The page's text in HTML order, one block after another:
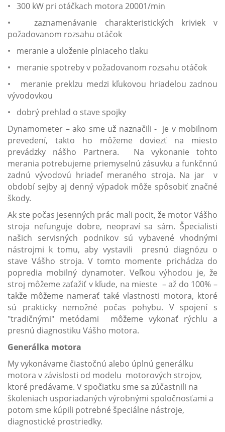
• 300 kW pri otáčkach motora 20001/min
• zaznamenávanie charakteristických kriviek v
požadovanom rozsahu otáčok
• meranie a uloženie plniaceho tlaku
• meranie spotreby v požadovanom rozsahu otáčok
• meranie preklzu medzi kľukovou hriadelou zadnou
vývodovkou
• dobrý prehlad o stave spojky
Dynamometer – ako sme už naznačili - je v mobilnom
prevedení, takto ho môžeme doviezť na miesto
prevádzky nášho Partnera. Na vykonanie tohto
merania potrebujeme priemyselnú zásuvku a funkčnnú
zadnú vývodovú hriadeľ meraného stroja. Na jar v
období sejby aj denný výpadok môže spôsobiť značné
škody.
Ak ste počas jesenných prác mali pocit, že motor Vášho
stroja nefunguje dobre, neopraví sa sám. Špecialisti
našich servisných podnikov sú vybavené vhodnými
nástrojmi k tomu, aby vystavili presnú diagnózu o
stave Vášho stroja. V tomto momente prichádza do
popredia mobilný dynamoter. Veľkou výhodou je, že
stroj môžeme zaťažiť v kľude, na mieste – až do 100% –
takže môžeme namerať také vlastnosti motora, ktoré
sú prakticky nemožné počas pohybu. V spojení s
"tradičnými" metódami môžeme vykonať rýchlu a
presnú diagnostiku Vášho motora.
Generálka motora
My vykonávame čiastočnú alebo úplnú generálku
motora v závislosti od modelu motorových strojov,
ktoré predávame. V spočiatku sme sa zúčastnili na
školeniach usporiadaných výrobnými spoločnosťami a
potom sme kúpili potrebné špeciálne nástroje,
diagnostické prostriedky.